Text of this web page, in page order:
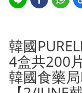
韓國
4盒共200
韓國食藥